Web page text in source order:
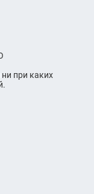
при каких